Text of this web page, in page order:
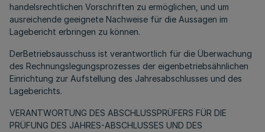
handelsrechtlichen Vorschriften zu ermöglichen, und um
ausreichende geeignete Nachweise für die Aussagen im
Lagebericht erbringen zu können.
DerBetriebsausschuss ist verantwortlich für die Überwachung
des Rechnungslegungsprozesses der eigenbetriebsähnlichen
Einrichtung zur Aufstellung des Jahresabschlusses und des
Lageberichts.
VERANTWORTUNG DES ABSCHLUSSPRÜFERS FÜR DIE
PRÜFUNG DES JAHRES-ABSCHLUSSES UND DES